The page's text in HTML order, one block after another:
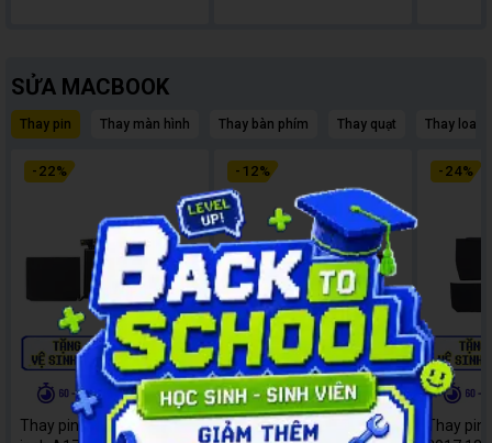
SỬA MACBOOK
Thay pin Thay màn hình Thay bàn phím Thay quạt Thay loa
- 22%
Thay pin MacBook Pro 13
- 12%
Thay pin Macbook Air M2
- 24%
Thay